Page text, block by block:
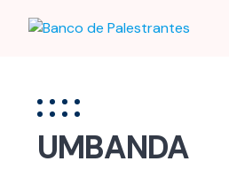
UMBANDA